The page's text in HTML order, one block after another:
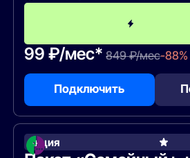
99 ₽/мес* 849 ₽/мес-88%
Подключить
Акция